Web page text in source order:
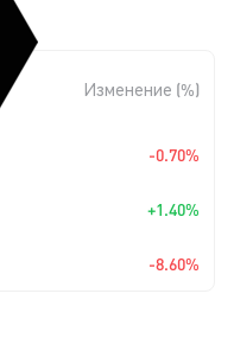
Изменение (%)
-0.70%
+1.40%
-8.60%